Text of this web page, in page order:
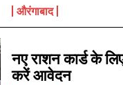
औरंगाबाद
नए राशन कार्ड के
करें आवेदन